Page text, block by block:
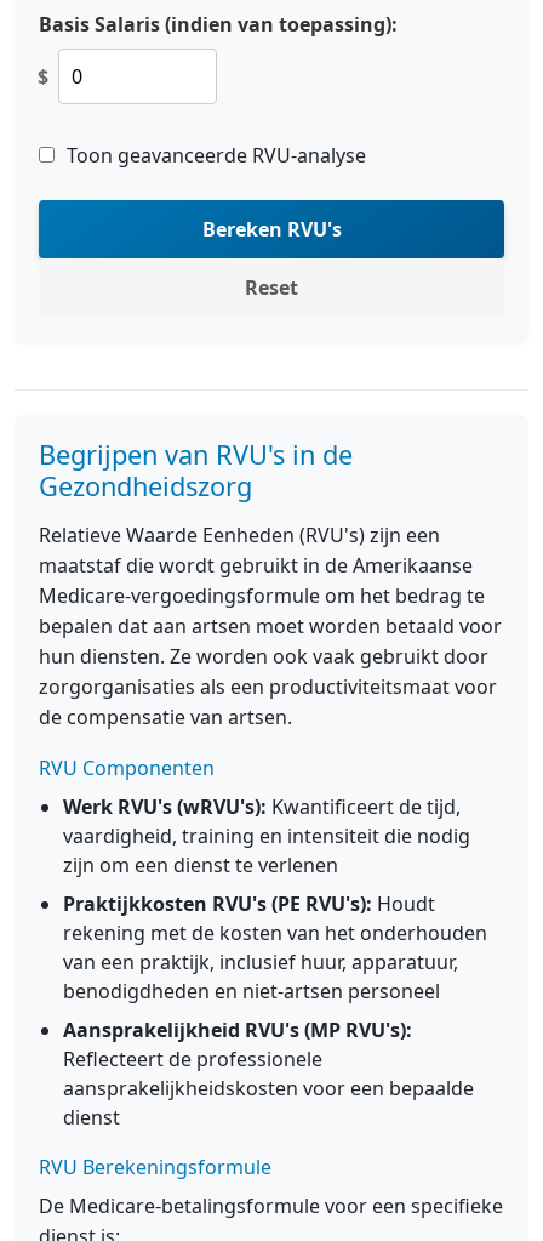
Basis Salaris (indien van toepassing):
$
Toon geavanceerde RVU-analyse
Bereken RVU's
Reset
Begrijpen van RVU's in de
Gezondheidszorg
Relatieve Waarde Eenheden (RVU's) zijn een
maatstaf die wordt gebruikt in de Amerikaanse
Medicare-vergoedingsformule om het bedrag te
bepalen dat aan artsen moet worden betaald voor
hun diensten. Ze worden ook vaak gebruikt door
zorgorganisaties als een productiviteitsmaat voor
de compensatie van artsen.
RVU Componenten
Werk RVU's (wRVU's): Kwantificeert de tijd,
vaardigheid, training en intensiteit die nodig
zijn om een dienst te verlenen
Praktijkkosten RVU's (PE RVU's): Houdt
rekening met de kosten van het onderhouden
van een praktijk, inclusief huur, apparatuur,
benodigdheden en niet-artsen personeel
Aansprakelijkheid RVU's (MP RVU's):
Reflecteert de professionele
aansprakelijkheidskosten voor een bepaalde
dienst
RVU Berekeningsformule
De Medicare-betalingsformule voor een specifieke
dienst is: